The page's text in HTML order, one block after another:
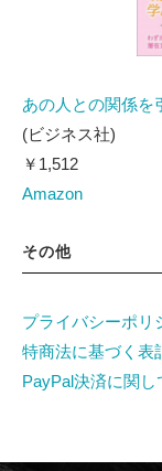
あの人との関係を
(ビジネス社)
￥1,512
Amazon
その他
プライバシーポリ
特商法に基づく表
PayPal決済に関し